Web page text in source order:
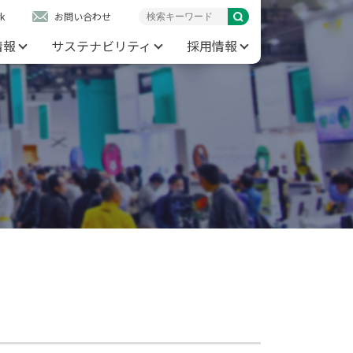
お問い合わせ
サステナビリティ 採用情報